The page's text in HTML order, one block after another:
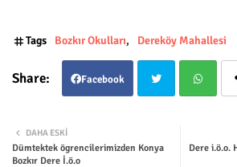
Tags Bozkır Okulları Dereköy Mahallesi
Facebook
ter tsap
Dere i.ö.o.
DAHA ESKI
Dümtektek ögrencilerimizden Konya
Bozkır Dere İ.ö.o